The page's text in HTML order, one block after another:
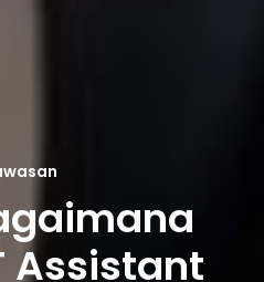
Assistant